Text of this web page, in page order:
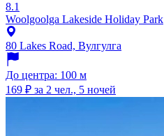
8.1
Woolgoolga Lakeside Holiday Park
80 Lakes Road, Вулгулга
До центра: 100 м
169 ₽ за 2 чел., 5 ночей